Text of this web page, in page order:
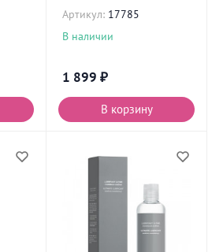
Артикул: 17785
В наличии
1 899 ₽
В корзину